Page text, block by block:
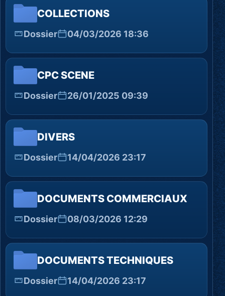
COLLECTIONS
Dossier 04/03/2026 18:36
CPC SCENE
Dossier 26/01/2025 09:39
DIVERS
Dossier 14/04/2026 23:17
DOCUMENTS COMMERCIAUX
Dossier 08/03/2026 12:29
DOCUMENTS TECHNIQUES
Dossier 14/04/2026 23:17